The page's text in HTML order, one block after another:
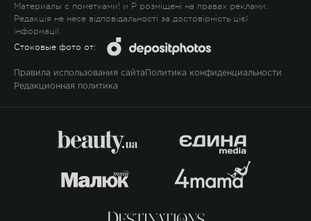
Материалы с пометками! и P розміщені на правах реклами.
Редакція не несе відповідальності за достовірність цієї
інформації.
Стоковые фото от:
Правила использования сайта Политика конфиденциальности
Редакционная политика